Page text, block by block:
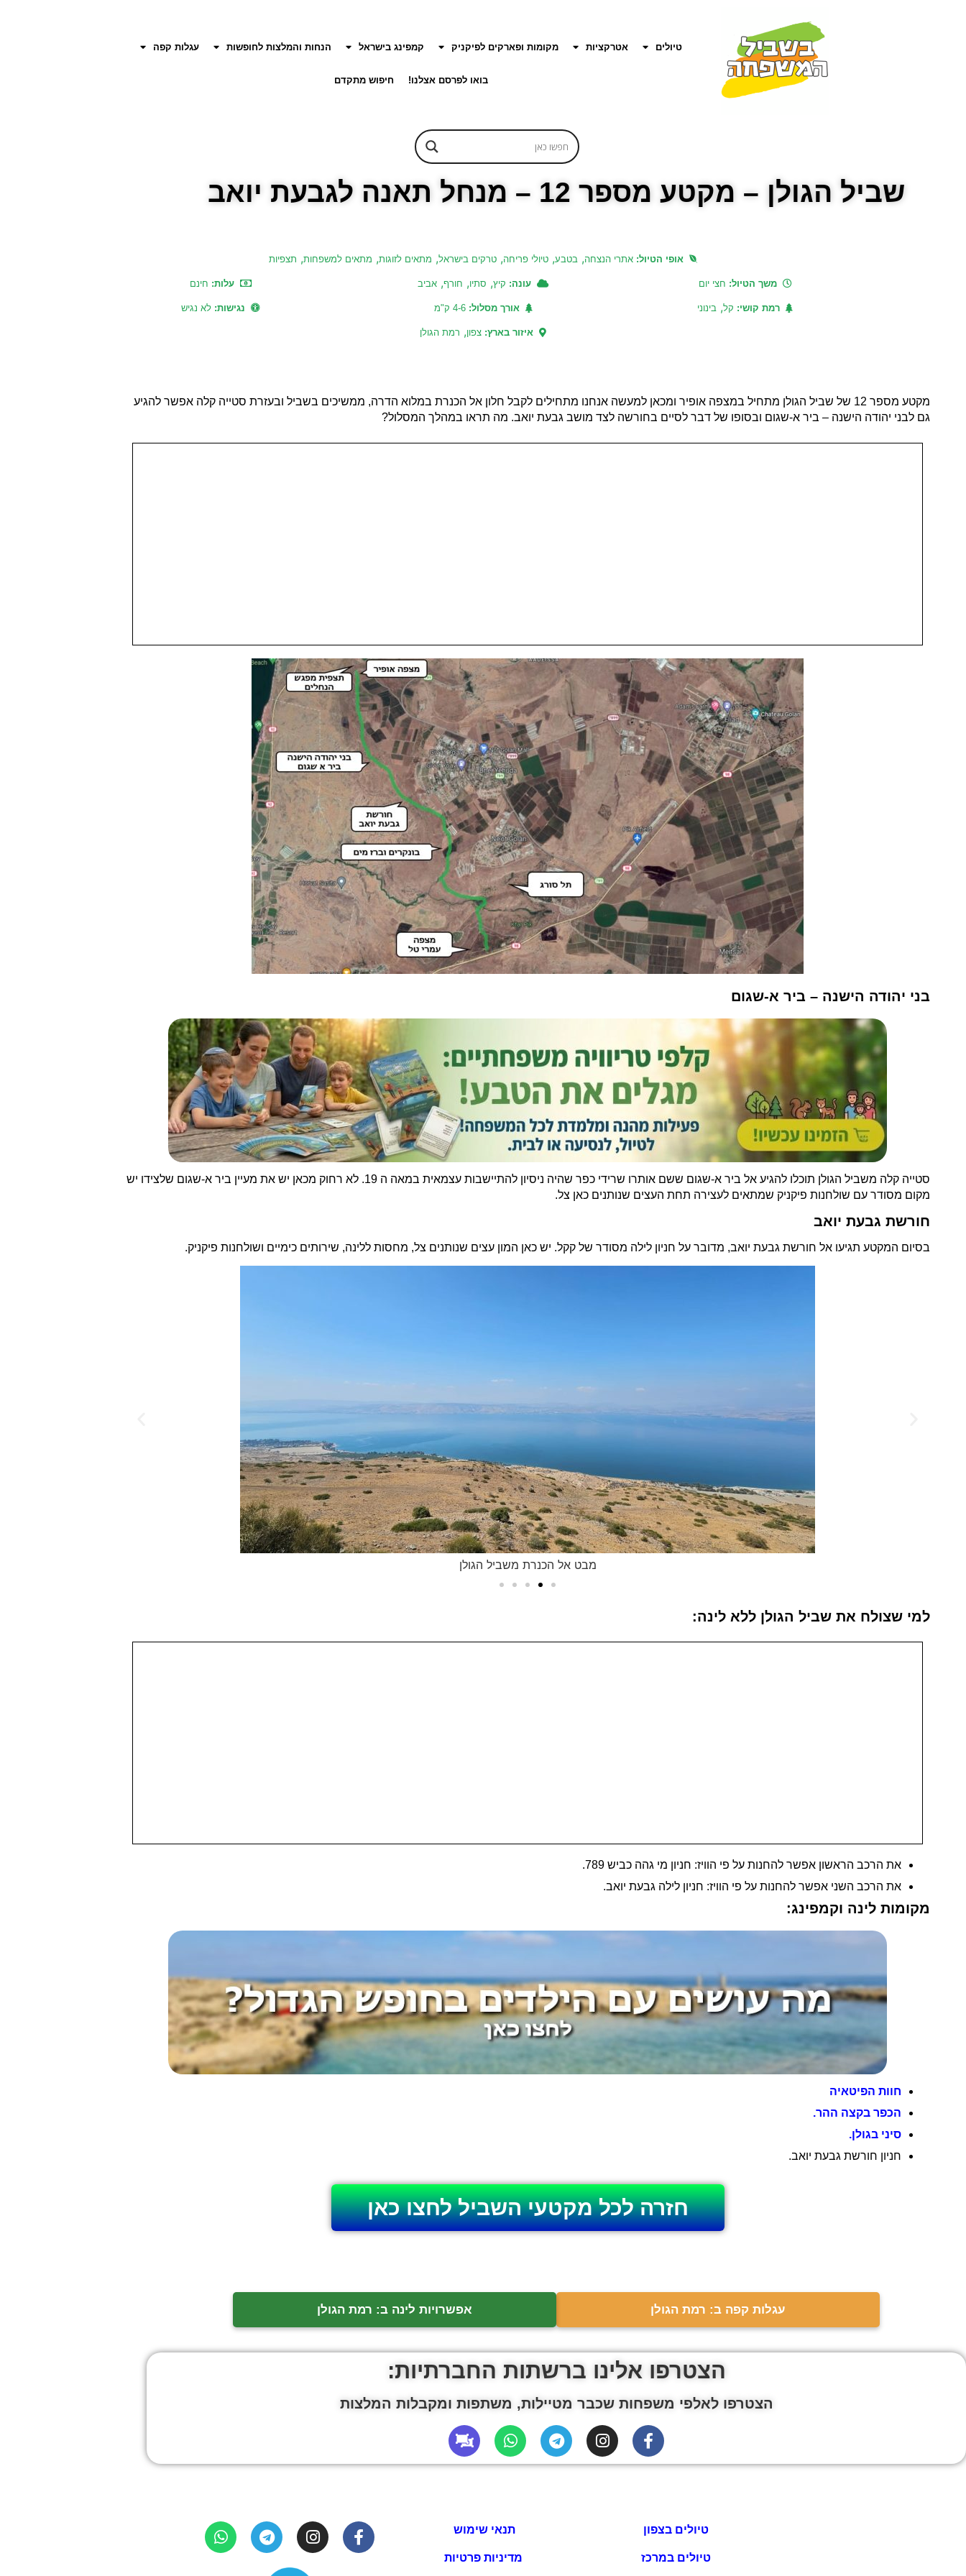
טיולים אטרקציות מקומות ופארקים לפיקניק קמפינג בישראל הנחות והמלצות לחופשות עגלות קפה
בואו לפרסם אצלנו! חיפוש מתקדם
שביל הגולן – מקטע מספר 12 – מנחל תאנה לגבעת יואב
אופי הטיול: אתרי הנצחה, בטבע, טיולי פריחה, טרקים בישראל, מתאים לזוגות, מתאים למשפחות, תצפיות
משך הטיול: חצי יום עונה: קיץ, סתיו, חורף, אביב עלות: חינם
רמת קושי: קל, בינוני אורך מסלול:4-6 ק"מ נגישות: לא נגיש
איזור בארץ: צפון, רמת הגולן
מקטע מספר 12 של שביל הגולן מתחיל במצפה אופיר ומכאן למעשה אנחנו מתחילים לקבל חלון אל הכנרת במלוא הדרה, ממשיכים בשביל ובעזרת סטייה קלה אפשר להגיע
גם לבני יהודה הישנה – ביר א-שגום ובסופו של דבר לסיים בחורשה לצד מושב גבעת יואב. מה תראו במהלך המסלול?
בני יהודה הישנה – ביר א-שגום
סטייה קלה משביל הגולן תוכלו להגיע אל ביר א-שגום ששם אותרו שרידי כפר שהיה ניסיון להתיישבות עצמאית במאה ה 19. לא רחוק מכאן יש את מעיין ביר א-שגום שלצידו יש
מקום מסודר עם שולחנות פיקניק שמתאים לעצירה תחת העצים שנותנים כאן צל.
חורשת גבעת יואב
בסיום המקטע תגיעו אל חורשת גבעת יואב, מדובר על חניון לילה מסודר של קקל. יש כאן המון עצים שנותנים צל, מחסות ללינה, שירותים כימיים ושולחנות פיקניק.
חורשת גבעת יואב
למי שצולח את שביל הגולן ללא לינה:
את הרכב הראשון אפשר להחנות על פי הוויז: חניון מי גהה כביש 789.
את הרכב השני אפשר להחנות על פי הוויז: חניון לילה גבעת יואב.
מקומות לינה וקמפינג:
חוות הפיטאיה
הכפר בקצה ההר.
סיני בגולן.
חניון חורשת גבעת יואב.
חזרה לכל מקטעי השביל לחצו כאן
עגלות קפה ב: רמת הגולן אפשרויות לינה ב: רמת הגולן
הצטרפו אלינו ברשתות החברתיות:
הצטרפו לאלפי משפחות שכבר מטיילות, משתפות ומקבלות המלצות
טיולים בצפון
טיולים במרכז
תנאי שימוש
מדיניות פרטיות